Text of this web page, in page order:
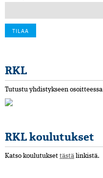
RKL
Tutustu yhdistykseen osoitteessa
RKL koulutukset
Katso koulutukset tästä linkistä.